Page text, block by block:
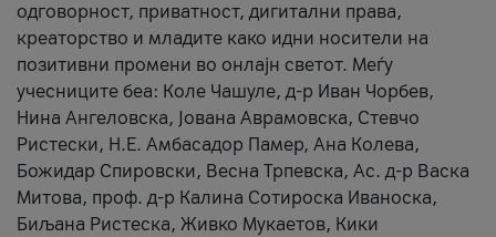
одговорност, приватност, дигитални права,
креаторство и младите како идни носители на
позитивни промени во онлајн светот. Меѓу
учесниците беа: Коле Чашуле, д-р Иван Чорбев,
Нина Ангеловска, Јована Аврамовска, Стевчо
Ристески, Н.Е. Амбасадор Памер, Ана Колева,
Божидар Спировски, Весна Трпевска, Ас. д-р Васка
Митова, проф. д-р Калина Сотироска Иваноска,
Биљана Ристеска, Живко Мукаетов, Кики